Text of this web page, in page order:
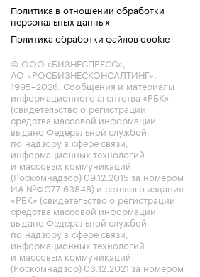
Политика в отношении обработки
персональных данных
Политика обработки файлов cookie
© ООО «БИЗНЕСПРЕСС»,
АО «РОСБИЗНЕСКОНСАЛТИНГ»,
1995–2026. Сообщения и материалы
информационного агентства «РБК»
(свидетельство о регистрации
средства массовой информации
выдано Федеральной службой
по надзору в сфере связи,
информационных технологий
и массовых коммуникаций
(Роскомнадзор) 09.12.2015 за номером
ИА №ФС77-63848) и сетевого издания
«РБК» (свидетельство о регистрации
средства массовой информации
выдано Федеральной службой
по надзору в сфере связи,
информационных технологий
и массовых коммуникаций
(Роскомнадзор) 03.12.2021 за номером